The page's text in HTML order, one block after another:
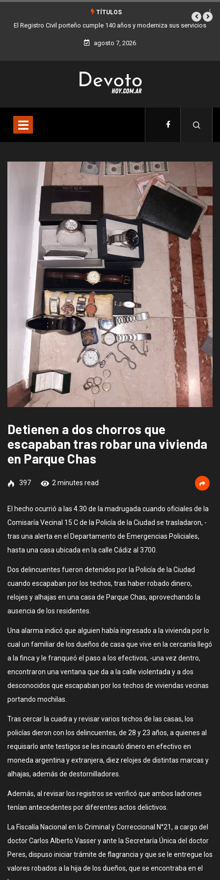
TÍTULOS
porteño cumple 140 años y moderniza sus servicios Buenos Aires sumó
agosto 7, 2026
Detienen a dos chorros que
escapaban tras robar una vivienda
en Parque Chas
397 2 minutes read
El hecho ocurrió a las 4.30 de la madrugada cuando oficiales de la
Comisaría Vecinal 15 C de la Policía de la Ciudad se trasladaron, -
tras una alerta en el Departamento de Emergencias Policiales,
hasta una casa ubicada en la calle Cádiz al 3700.
Dos delincuentes fueron detenidos por la Policía de la Ciudad
cuando escapaban por los techos, tras haber robado dinero,
relojes y alhajas en una casa de Parque Chas, aprovechando la
ausencia de los residentes.
Una alarma indicó que alguien había ingresado a la vivienda por lo
cual un familiar de los dueños de casa que vive en la cercanía llegó
a la finca y le franqueó el paso a los efectivos, -una vez dentro,
encontraron una ventana que da a la calle violentada y a dos
desconocidos que escapaban por los techos de viviendas vecinas
portando mochilas.
Tras cercar la cuadra y revisar varios techos de las casas, los
policías dieron con los delincuentes, de 28 y 23 años, a quienes al
requisarlo ante testigos se les incautó dinero en efectivo en
moneda argentina y extranjera, diez relojes de distintas marcas y
alhajas, además de destornilladores.
Además, al revisar los registros se verificó que ambos ladrones
tenían antecedentes por diferentes actos delictivos.
La Fiscalía Nacional en lo Criminal y Correccional N°21, a cargo del
doctor Carlos Alberto Vasser y ante la Secretaría Única del doctor
Peres, dispuso iniciar trámite de flagrancia y que se le entregue los
valores robados a la hija de los dueños, que se encontraba en el